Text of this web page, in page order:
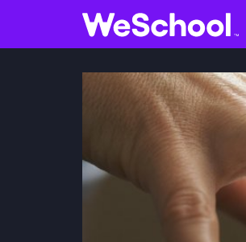
Internet e informatica
Economia e business
Aa GLOSSARIO